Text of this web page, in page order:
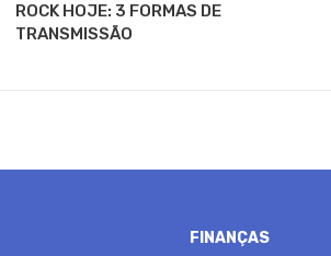
ROCK HOJE: 3 FORMAS DE
TRANSMISSÃO
FINANÇAS